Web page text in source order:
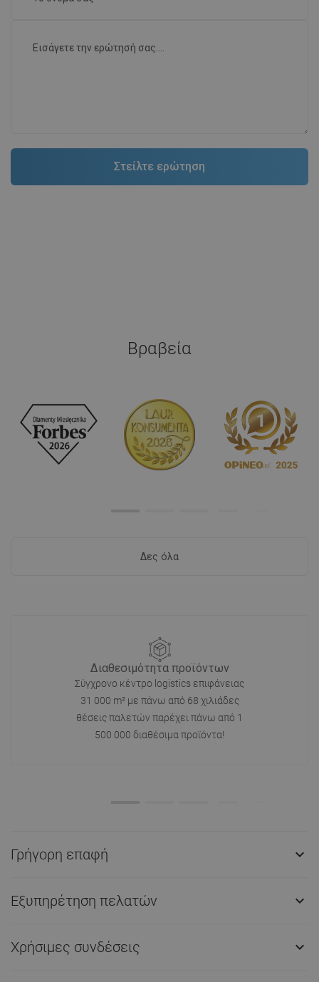
Βραβεία
Δες όλα
Διαθεσιμότητα προϊόντων
Σύγχρονο κέντρο logistics επιφάνειας
31 000 m² με πάνω από 68 χιλιάδες
θέσεις παλετών παρέχει πάνω από 1
500 000 διαθέσιμα προϊόντα!
Γρήγορη επαφή 
Εξυπηρέτηση πελατών 
Χρήσιμες συνδέσεις 